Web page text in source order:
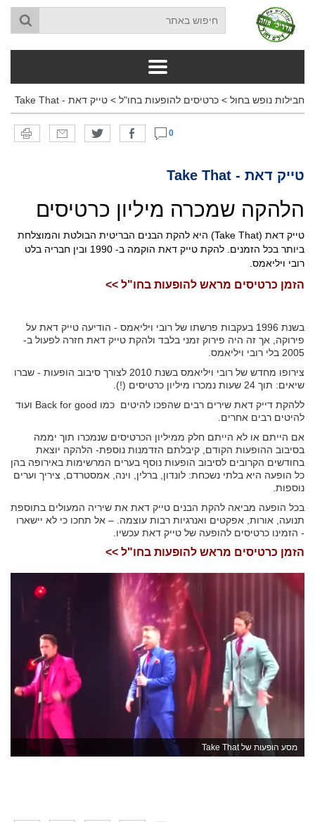
חבילות נופש בחול > כרטיסים להופעות בחו"ל > טייק דאת - Take That
0
טייק דאת - Take That
הלהקה שמכרה מיליון כרטיסים
טייק דאת (Take That) היא להקת הבנים הבריטית הבולטת והמוצלחת
ביותר בכל הזמנים. להקת טייק דאת הוקמה ב- 1990 ובין חבריה בלט
רובי ויליאמס.
הזמן כרטיסים מראש להופעות בחו"ל >>
בשנת 1996 בעקבות פרשתו של רובי ויליאמס - הודיעה טייק דאת על
פירוקה, אך זה היה פירוק זמני בלבד ולהקת טייק דאת חזרה לפעול ב-
2005 בלי רובי ויליאמס.
צירופו מחדש של רובי ויליאמס בשנת 2010 לצורך סיבוב הופעות - שברו
שיאים: תוך 24 שעות נמכרו מיליון כרטיסים (!).
ללהקת דייק דאת שירים רבים שהפכו להיטים כמו Back for good ועוד
להיטים רבים אחרים.
אם הייתם או לא הייתם חלק ממיליון הכרטיסים שנמכרו תוך יממה
בסיבוב ההופעות הקודם, קיבלתם הזדמנות נוספת- הלהקה יוצאת
בחודשים הקרובים לסיבוב הופעות נוסף בערים המרשימות באירופה בהן
כל הופעה היא בלתי נשכחת: לונדון, ברלין, וינה, אמסטרדם, ציריך וערים
נוספות.
בכל הופעה מביאה להקת הבנים טייק דאת את שיריה המעולים בתוספת
תנועה, אורות, אפקטים ואנרגיות רבות עוצמה. – אל תחכו כי לא יישארו
- הזמינו כרטיסים להופעה של טייק דאת עכשיו.
הזמן כרטיסים מראש להופעות בחו"ל >>
מסע הופעות של Take That